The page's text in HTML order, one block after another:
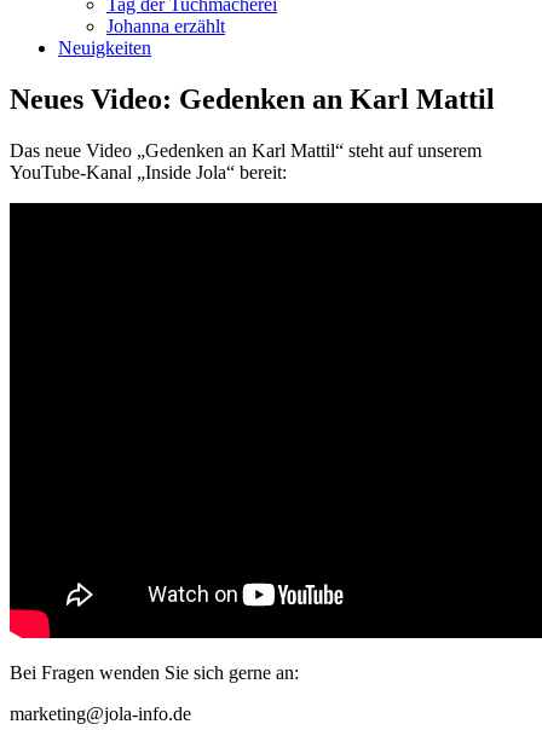
Tag der Tuchmacherei
Johanna erzählt
Neuigkeiten
Neues Video: Gedenken an Karl Mattil
Das neue Video „Gedenken an Karl Mattil“ steht auf unserem
YouTube-Kanal „Inside Jola“ bereit:
Bei Fragen wenden Sie sich gerne an:
marketing@jola-info.de